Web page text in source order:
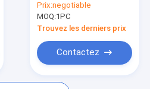
charge à point unique
en acier inoxydable
IP68 pour pesseuse
de contrôle
alimentaire 2mv/v C3
Prix:negotiable
MOQ:1PC
Trouvez les derniers prix
Contactez